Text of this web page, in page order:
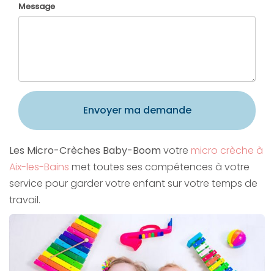
Message
Envoyer ma demande
Les Micro-Crèches Baby-Boomvotre micro crèche à
Aix-les-Bains met toutes ses compétences à votre
service pour garder votre enfant sur votre temps de
travail.